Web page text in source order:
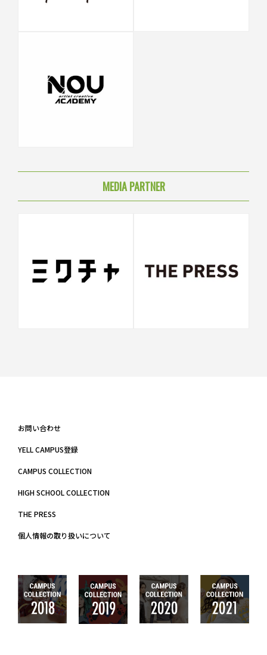
MEDIA PARTNER
お問い合わせ
YELL CAMPUS登録
CAMPUS COLLECTION
HIGH SCHOOL COLLECTION
THE PRESS
個人情報の取り扱いについて